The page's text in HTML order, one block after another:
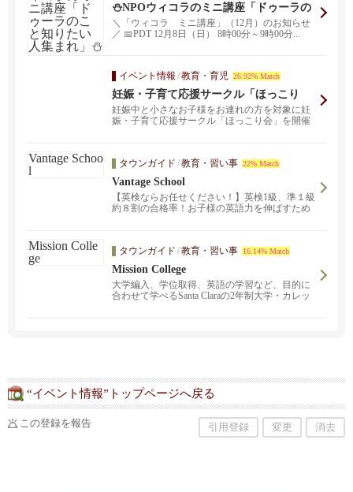
⛄NPOウィコラのミニ講座「ドゥーラの
こと知りたい人集まれ」⛄
＼「ウィコラ ミニ講座」（12月）のお知らせ
／ 📅PDT 12月8日（日） 8時00分～9時00分...
イベント情報 /教育・育児 26.92% Match
妊娠・子育て応援サークル「ほっこり
会」
妊娠中と小さなお子様をお連れの方を対象に妊
娠・子育て応援サークル「ほっこり会」を開催
タウンガイド /教育・習い事 22% Match
Vantage School
【英検ならお任せください！】英検1級、準１級
約８割の合格率！お子様の英語力を伸ばすため
は、常時クラス見学、体験入学を受け付けてお
ります。また自分の実力を測りたい生徒さんは
無料体験でレベルチェックもできます。まずは
お気軽にお問い合わせください。
タウンガイド /教育・習い事 16.14% Match
Mission College
大学編入、学位取得、英語の学習など、目的に
合わせて学べるSanta Claraの2年制大学・カレッ
“イベント情報”トップページへ戻る
この登録を報告 引用登録 変更 消去